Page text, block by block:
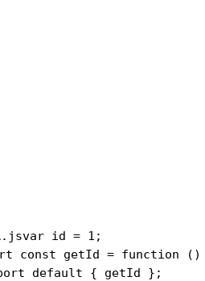
var id = 1;
const getId = function
default { getId };